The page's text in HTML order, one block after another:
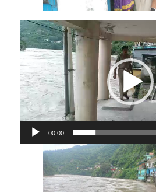
Video
Player
00:00